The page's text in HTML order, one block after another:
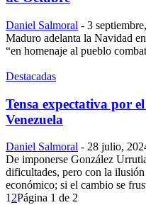
Daniel Salmoral - 3
Maduro adelanta la Navidad
“en homenaje al pueblo
Destacadas
Tensa expectativa por
Venezuela
Daniel Salmoral - 28 julio,
De imponerse González
dificultades, pero con la
económico; si el cambio se
1 2Página 1 de 2